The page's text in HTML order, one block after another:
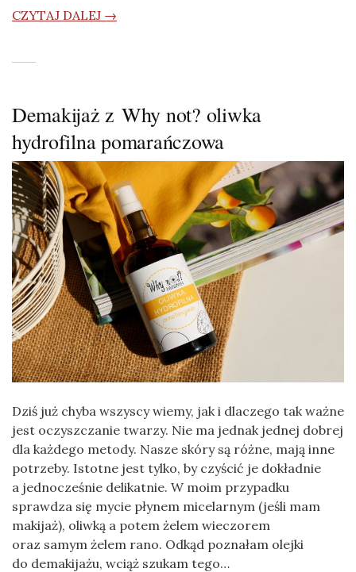
CZYTAJ DALEJ →
Demakijaż z Why not? oliwka
hydrofilna pomarańczowa
Dziś już chyba wszyscy wiemy, jak i dlaczego tak ważne
jest oczyszczanie twarzy. Nie ma jednak jednej dobrej
dla każdego metody. Nasze skóry są różne, mają inne
potrzeby. Istotne jest tylko, by czyścić je dokładnie
a jednocześnie delikatnie. W moim przypadku
sprawdza się mycie płynem micelarnym (jeśli mam
makijaż), oliwką a potem żelem wieczorem
oraz samym żelem rano. Odkąd poznałam olejki
do demakijażu, wciąż szukam tego…